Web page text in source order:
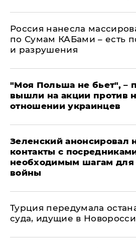
Россия нанесла
по Сумам КАБами – есть
и разрушения
"Моя Польша не бьет", –
вышли на акции против
отношении украинцев
Зеленский анонсировал
контакты с
необходимым шагам для
войны
Турция передумала
суда, идущие в